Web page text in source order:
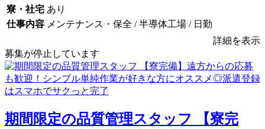
寮・社宅 あり
仕事内容 メンテナンス・保全 / 半導体工場 / 日勤
詳細を表示
募集が停止しています
期間限定の品質管理スタッフ 【寮完